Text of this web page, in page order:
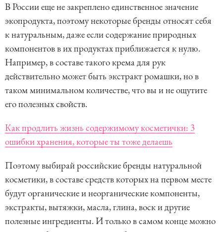
В России еще не закреплено единственное значение
экопродукта, поэтому некоторые бренды относят себя
к натуральным, даже если содержание природных
компонентов в их продуктах приближается к нулю.
Например, в составе такого крема для рук
действительно может быть экстракт ромашки, но в
таком минимальном количестве, что вы и не ощутите
его полезных свойств.
Как продлить жизнь содержимому косметички: 3
ошибки хранения, которые ты тоже делаешь
Поэтому выбирай российские бренды натуральной
косметики, в составе средств которых на первом месте
будут органические и неорганические компоненты,
экстракты, вытяжки, масла, глина, воск и другие
полезные ингредиенты. И только в самом конце можно